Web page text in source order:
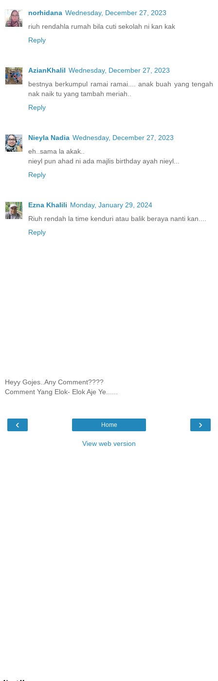
norhidana Wednesday, December 27, 2023
riuh rendahla rumah bila cuti sekolah ni kan kak
Reply
AzianKhalil Wednesday, December 27, 2023
bestnya berkumpul ramai ramai.... anak buah yang tengah
nak naik tu yang tambah meriah..
Reply
Nieyla Nadia Wednesday, December 27, 2023
eh..sama la akak..
nieyl pun ahad ni ada majlis birthday ayah nieyl...
Reply
Ezna Khalili Monday, January 29, 2024
Riuh rendah la time kenduri atau balik beraya nanti kan....
Reply
Heyy Gojes..Any Comment????
Comment Yang Elok- Elok Aje Ye......
‹ ›
Home
View web version